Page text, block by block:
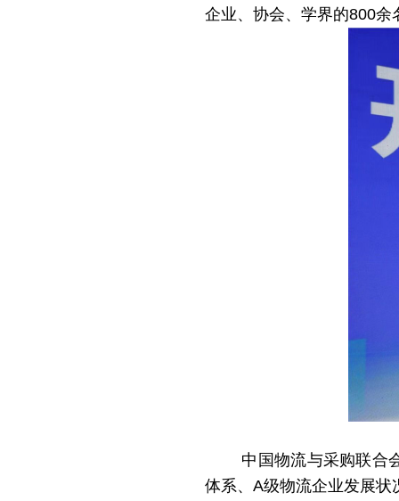
企业、协会、学界的800余
中国物流与采购联合
体系、 A级物流企业发展状